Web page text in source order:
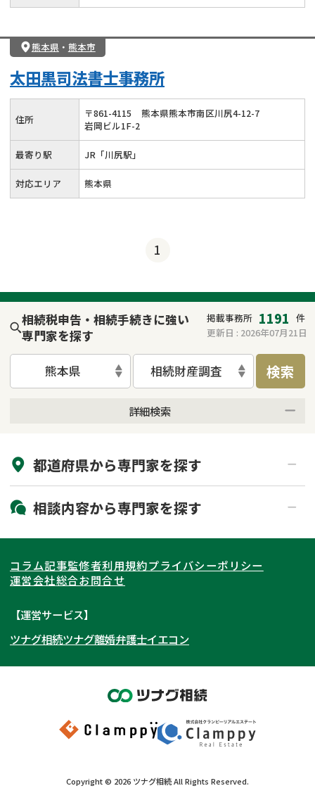
熊本県 ・ 熊本市
太田黒司法書士事務所
住所 〒861-4115
熊本県熊本市南区川尻4-12-7
岩岡ビル1F-2
最寄り駅 JR「川尻駅」
対応エリア 熊本県
1
相続税申告・相続手続きに強い
専門家を探す
掲載事務所 1191 件
更新日 : 2026年07月21日
熊本県 相続財産調査 検索
詳細検索
初回相談無料
土日祝の相談可能
都道府県から専門家を探す
北海道・東北
北海道 青森県
岩手県 宮城県
秋田県
福島県
関東
東京都 神奈川県
埼玉県
茨城県 群馬県
東海
愛知県
岐阜県 山梨県
関西
大阪府 京都府
奈良県
和歌山県
北陸・甲信越
石川県
富山県
岡山県
九州・沖縄
相談内容から専門家を探す
相続登記
遺産分割
相続手続き
家族信託
成年後見・任意後見
相続財産調査
不動産評価(相続不動産)
相続トラブル
コラム記事監修者利用規約プライバシーポリシー
運営会社総合お問合せ
【運営サービス】
ツナグ相続ツナグ離婚弁護士イエコン
Copyright © 2026 ツナグ相続All Rights Reserved.